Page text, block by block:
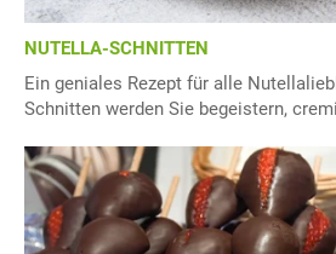
NUTELLA-SCHNITTEN
Ein geniales Rezept für alle
Schnitten werden Sie begeistern,